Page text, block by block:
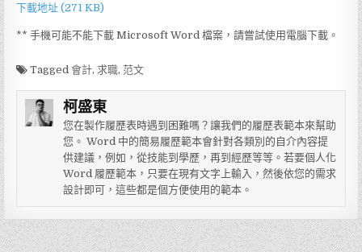
下載地址 (271 KB)
** 手機可能不能下載 Microsoft Word 檔案，請嘗試使用電腦下載。
Tagged會計, 求職,范文
柯盛東
您在製作履歷表時遇到困難嗎？讓我們的履歷表範本來幫助
您。 Word 中的簡易履歷範本會針對各類別的自介內容提
供建議，例如，從技能到學歷，再到經歷等等。若要個人化
Word 履歷範本，只要在現有文字上輸入，然後依您的需求
設計即可，這些都是個方便使用的範本。